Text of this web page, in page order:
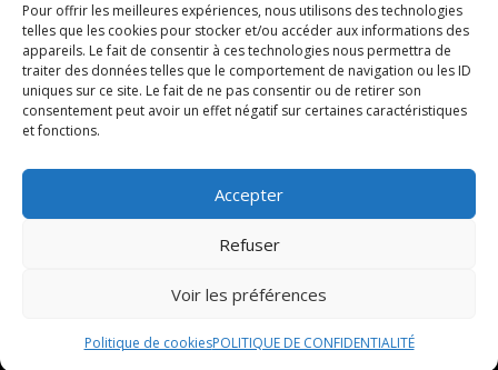
Pour offrir les meilleures expériences, nous utilisons des technologies
telles que les cookies pour stocker et/ou accéder aux informations des
appareils. Le fait de consentir à ces technologies nous permettra de
traiter des données telles que le comportement de navigation ou les ID
uniques sur ce site. Le fait de ne pas consentir ou de retirer son
consentement peut avoir un effet négatif sur certaines caractéristiques
et fonctions.
Accepter
Refuser
Voir les préférences
Politique de cookiesPOLITIQUE DE CONFIDENTIALITÉ
© M Development 2026– Mentions légales